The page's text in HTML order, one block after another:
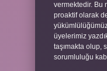
vermektedir. Bu
proaktif olarak
üyelerimiz
taşımakta olup,
sorumluluğu